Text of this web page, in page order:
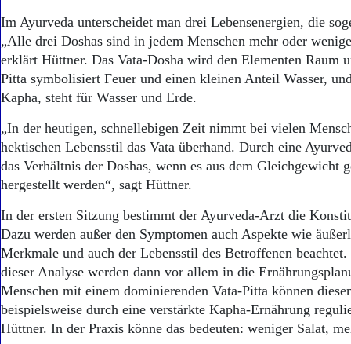
Start
Wer wir sind
Aktuelle Ausgabe
Abonnenten-Login
Abonnent werden
Abo Prämien
Mediadaten
Bücher
Impressum
Datenschutz
Im Ayurveda unterscheidet man drei Lebensenergien, die
„Alle drei Doshas sind in jedem Menschen mehr oder
erklärt Hüttner. Das Vata-Dosha wird den Elementen Raum
Pitta symbolisiert Feuer und einen kleinen Anteil Wasser,
Kapha, steht für Wasser und Erde.
„In der heutigen, schnellebigen Zeit nimmt bei vielen
hektischen Lebensstil das Vata überhand. Durch eine
das Verhältnis der Doshas, wenn es aus dem Gleichgewicht
hergestellt werden“, sagt Hüttner.
In der ersten Sitzung bestimmt der Ayurveda-Arzt die
Dazu werden außer den Symptomen auch Aspekte wie
Merkmale und auch der Lebensstil des Betroffenen beachtet.
dieser Analyse werden dann vor allem in die
Menschen mit einem dominierenden Vata-Pitta können
beispielsweise durch eine verstärkte Kapha-Ernährung
Hüttner. In der Praxis könne das bedeuten: weniger Salat,